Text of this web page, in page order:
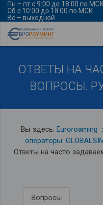
Пн – пт с 9:00 до 18:00 по МСК
Сб с 10:00 до 18:00 по МСК
Вс – выходной
ОТВЕТЫ НА
ВОПРОСЫ.
Вы здесь: Euroroaming
операторы:
Ответы на часто
Вопросы